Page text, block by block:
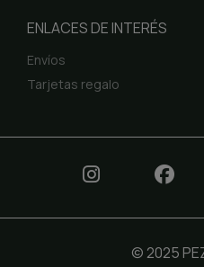
ENLACES DE INTERÉS
Envíos
Tarjetas regalo
© 2025